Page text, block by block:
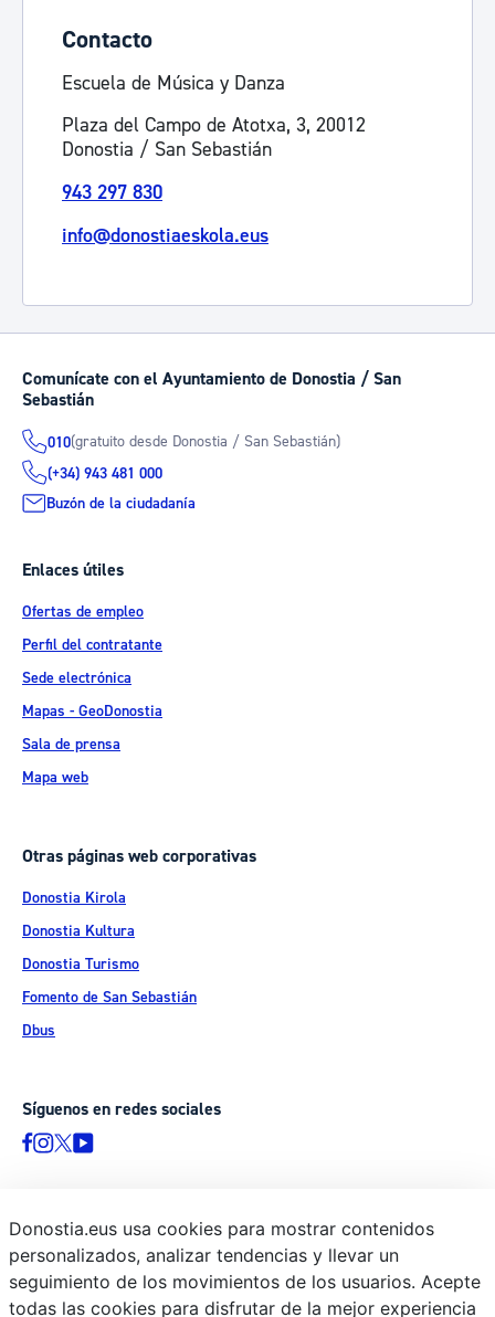
Contacto
Escuela de Música y Danza
Plaza del Campo de Atotxa, 3, 20012
Donostia / San Sebastián
943 297 830
info@donostiaeskola.eus
Comunícate con el Ayuntamiento de Donostia / San
Sebastián
010(gratuito desde Donostia / San Sebastián)
(+34) 943 481 000
Buzón de la ciudadanía
Enlaces útiles
Ofertas de empleo
Perfil del contratante
Sede electrónica
Mapas - GeoDonostia
Sala de prensa
Mapa web
Otras páginas web corporativas
Donostia Kirola
Donostia Kultura
Donostia Turismo
Fomento de San Sebastián
Dbus
Síguenos en redes sociales
© Donostiako Udala - Ayuntamiento de Donostia / San Sebastián
Ijentea 1, 20003 Donostia / San Sebastián
Aviso legal
Donostia.eus usa cookies para mostrar contenidos
personalizados, analizar tendencias y llevar un
seguimiento de los movimientos de los usuarios. Acepte
todas las cookies para disfrutar de la mejor experiencia